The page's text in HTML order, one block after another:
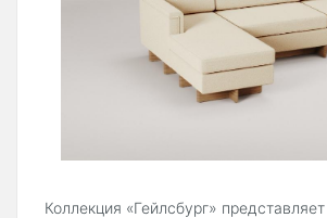
Коллекция «Гейлсбург»